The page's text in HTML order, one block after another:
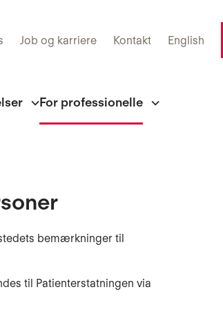
Job og karriere Kontakt English
For professionelle
bemærkninger til
til Patienterstatningen via